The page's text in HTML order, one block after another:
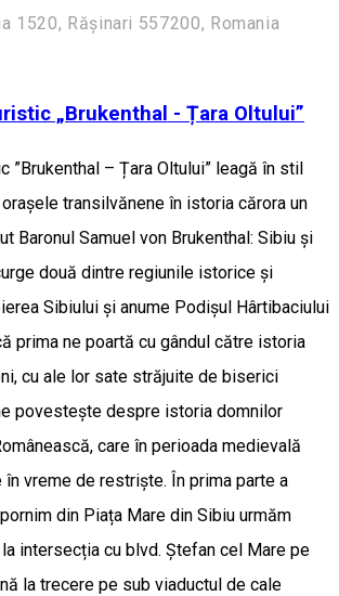
1520, Rășinari 557200, Romania
„Brukenthal - Țara Oltului”
”Brukenthal – Țara Oltului” leagă în stil
transilvănene în istoria cărora un
Baronul Samuel von Brukenthal: Sibiu și
două dintre regiunile istorice și
Sibiului și anume Podișul Hârtibaciului
prima ne poartă cu gândul către istoria
cu ale lor sate străjuite de biserici
povestește despre istoria domnilor
care în perioada medievală
vreme de restriște. În prima parte a
din Piața Mare din Sibiu urmăm
intersecția cu blvd. Ștefan cel Mare pe
la trecere pe sub viaductul de cale